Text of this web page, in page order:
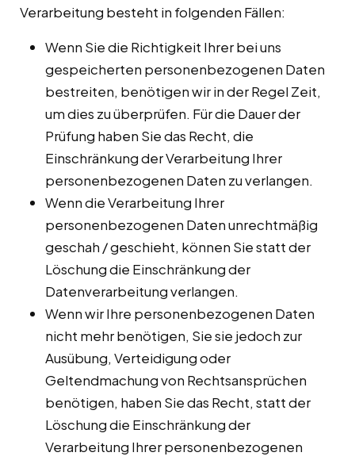
Verarbeitung besteht in folgenden Fällen:
Wenn Sie die Richtigkeit Ihrer bei uns
gespeicherten personenbezogenen Daten
bestreiten, benötigen wir in der Regel Zeit,
um dies zu überprüfen. Für die Dauer der
Prüfung haben Sie das Recht, die
Einschränkung der Verarbeitung Ihrer
personenbezogenen Daten zu verlangen.
Wenn die Verarbeitung Ihrer
personenbezogenen Daten unrechtmäßig
geschah / geschieht, können Sie statt der
Löschung die Einschränkung der
Datenverarbeitung verlangen.
Wenn wir Ihre personenbezogenen Daten
nicht mehr benötigen, Sie sie jedoch zur
Ausübung, Verteidigung oder
Geltendmachung von Rechtsansprüchen
benötigen, haben Sie das Recht, statt der
Löschung die Einschränkung der
Verarbeitung Ihrer personenbezogenen